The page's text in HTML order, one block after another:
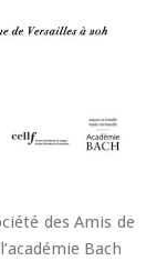
des Amis de
Bach